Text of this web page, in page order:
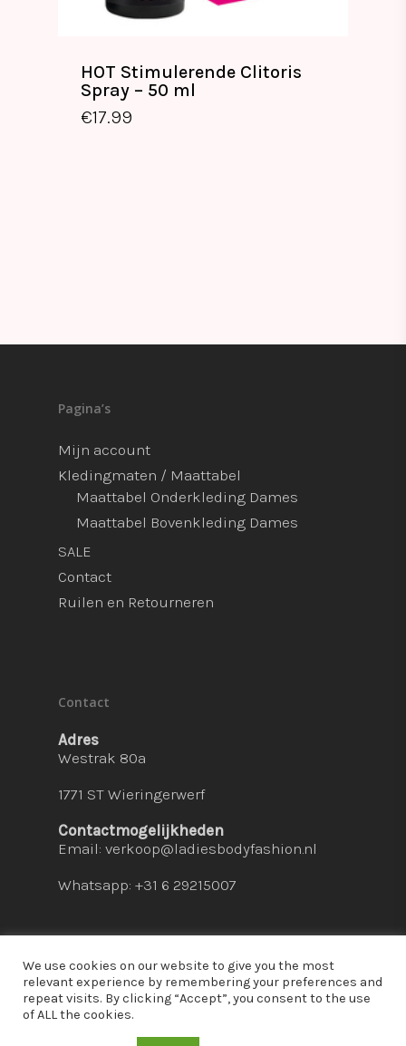
HOT Stimulerende Clitoris
Spray – 50 ml
€17.99
€
Pagina’s
Mijn account
Kledingmaten / Maattabel
Maattabel Onderkleding Dames
Maattabel Bovenkleding Dames
SALE
Contact
Ruilen en Retourneren
Contact
Adres
Westrak 80a
1771 ST Wieringerwerf
Contactmogelijkheden
Email: verkoop@ladiesbodyfashion.nl
Whatsapp: +31 6 29215007
© 2026 Ladies Bodyfashion. hosted by:
We use cookies on our website to give you the most
relevant experience by remembering your preferences and
repeat visits. By clicking “Accept”, you consent to the use
of ALL the cookies.